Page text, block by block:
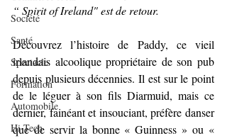
Société
Santé
Spectacle
Formation
Automobile
Hi-Tech
“ Spirit of Ireland" est de retour.
Découvrez l’histoire de Paddy, ce vieil
irlandais alcoolique propriétaire de son pub
depuis plusieurs décennies. Il est sur le point
de le léguer à son fils Diarmuid, mais ce
dernier, fainéant et insouciant, préfère danser
que de servir la bonne « Guinness » ou «